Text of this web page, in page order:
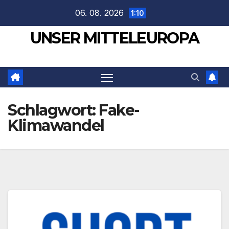
springen
06. 08. 2026 1:10
UNSER MITTELEUROPA
Schlagwort: Fake-
Klimawandel